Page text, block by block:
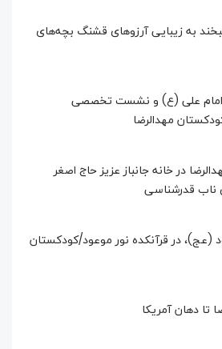
به زیبایی آرزوهای قشنگ بچه‌های
امام علی (ع) و نشست تخصصی
مهدالرضا
در خانه جانباز عزیز حاج اصغر
ناب قدرشناسی
در قرآنکده نور موعود/کودکستان
تا دهان آمریکا